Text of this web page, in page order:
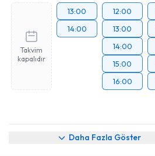
Takvim
kapalıdır
13:00
14:00
12:00
13:00
14:00
15:00
16:00
Daha Fazla Göster